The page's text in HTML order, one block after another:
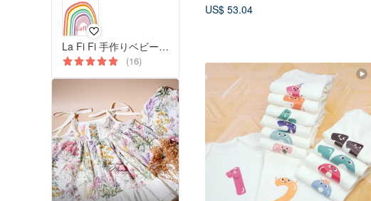
La Fi Fi 手作りベビー・キッズ用品＆親子の暮らし
(16)
US$ 53.04